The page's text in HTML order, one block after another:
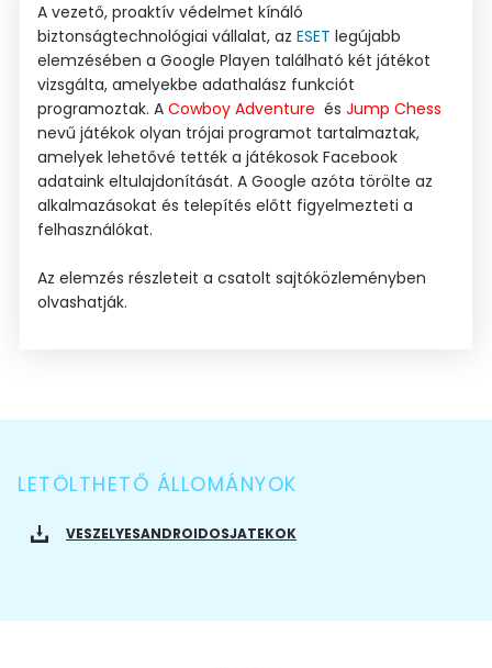
A vezető, proaktív védelmet kínáló
biztonságtechnológiai vállalat, az ESET legújabb
elemzésében a Google Playen található két játékot
vizsgálta, amelyekbe adathalász funkciót
programoztak. A Cowboy Adventure és Jump Chess
nevű játékok olyan trójai programot tartalmaztak,
amelyek lehetővé tették a játékosok Facebook
adataink eltulajdonítását. A Google azóta törölte az
alkalmazásokat és telepítés előtt figyelmezteti a
felhasználókat.
Az elemzés részleteit a csatolt sajtóközleményben
olvashatják.
LETÖLTHETŐ ÁLLOMÁNYOK
VESZELYESANDROIDOSJATEKOK